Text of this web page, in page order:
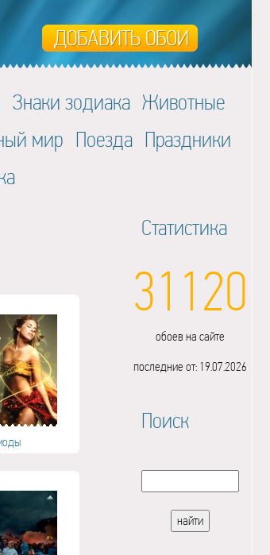
Знаки зодиака Животные
мир Поезда Праздники
Статистика
31120
обоев на сайте
последние от: 19.07.2026
Поиск